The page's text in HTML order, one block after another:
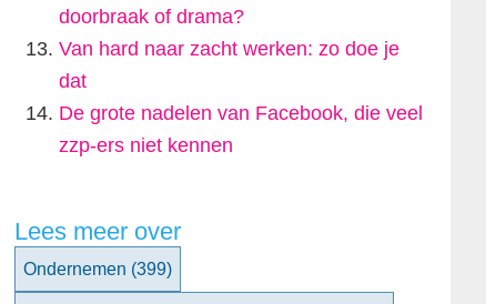
doorbraak of drama?
Van hard naar zacht werken: zo doe je
dat
De grote nadelen van Facebook, die veel
zzp-ers niet kennen
Lees meer over
Ondernemen (399)